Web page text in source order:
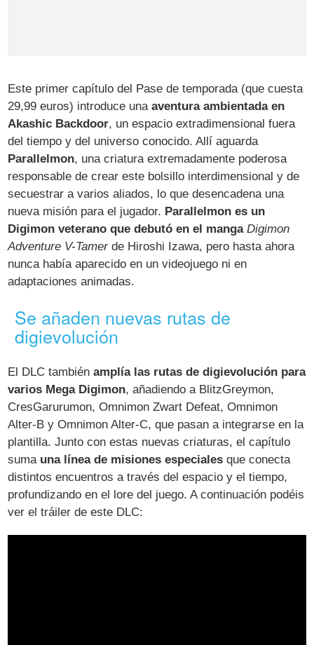
Este primer capítulo del Pase de temporada (que cuesta
29,99 euros) introduce unaaventura ambientada en
Akashic Backdoor, un espacio extradimensional fuera
del tiempo y del universo conocido. Allí aguarda
Parallelmon, una criatura extremadamente poderosa
responsable de crear este bolsillo interdimensional y de
secuestrar a varios aliados, lo que desencadena una
nueva misión para el jugador. Parallelmon es un
Digimon veterano que debutó en el manga Digimon
Adventure V-Tamerde Hiroshi Izawa, pero hasta ahora
nunca había aparecido en un videojuego ni en
adaptaciones animadas.
Se añaden nuevas rutas de
digievolución
El DLC tambiénamplía las rutas de digievolución para
varios Mega Digimon, añadiendo a BlitzGreymon,
CresGarurumon, Omnimon Zwart Defeat, Omnimon
Alter-B y Omnimon Alter-C, que pasan a integrarse en la
plantilla. Junto con estas nuevas criaturas, el capítulo
suma una línea de misiones especiales que conecta
distintos encuentros a través del espacio y el tiempo,
profundizando en el lore del juego. A continuación podéis
ver el tráiler de este DLC: